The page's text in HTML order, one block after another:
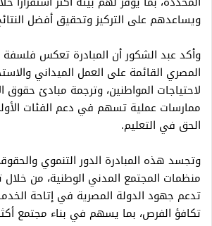
ويساعدهم على التركيز وتحقيق أفضل
وأكد عبد الشكور أن المبادرة تعكس
المصري القائمة على العمل الميداني
لاحتياجات المواطنين، وترجمة مبادئ حقوق
ممارسات عملية تسهم في دعم الفئات
الحق في التعليم.
وتجسد هذه المبادرة الدور التنموي
منظمات المجتمع المدني الوطنية، من
تدعم جهود الدولة المصرية في إتاحة
تكافؤ الفرص، بما يسهم في بناء مجتمع